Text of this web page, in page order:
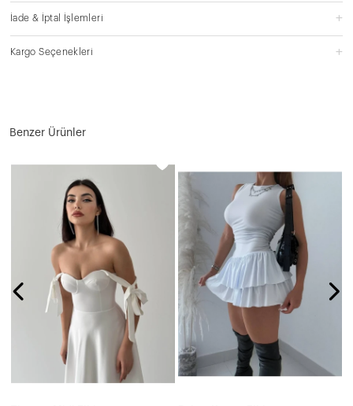
İade & İptal İşlemleri
Kargo Seçenekleri
Benzer Ürünler